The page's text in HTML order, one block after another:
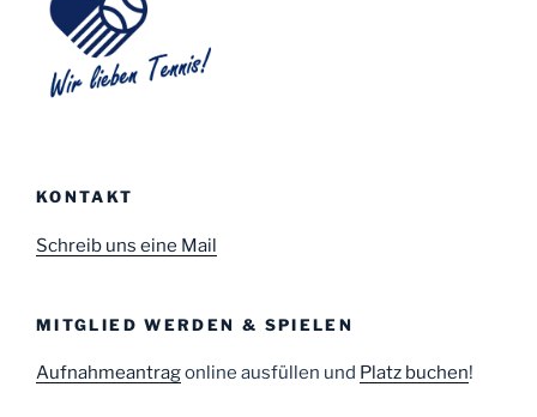
KONTAKT
Schreib uns eine Mail
MITGLIED WERDEN & SPIELEN
Aufnahmeantragonline ausfüllen und Platz buchen!